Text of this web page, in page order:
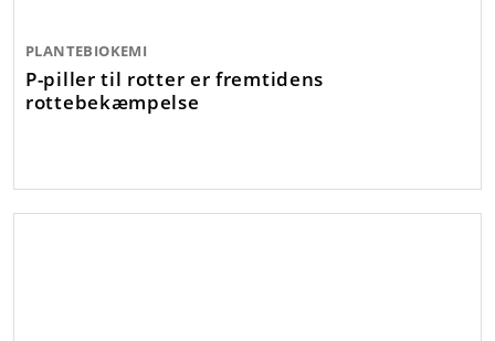
PLANTEBIOKEMI
P-piller til rotter er fremtidens
rottebekæmpelse